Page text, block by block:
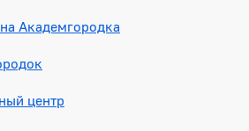
Академгородка
центр